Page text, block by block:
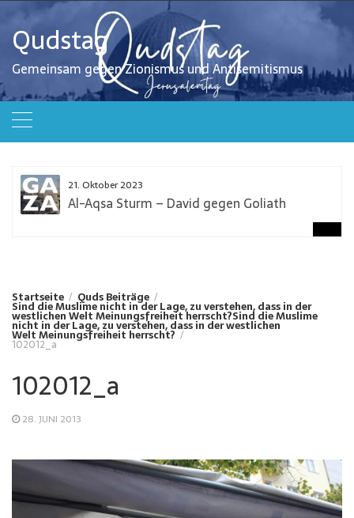
Zum
Inhalt
springen
Qudstag
Gemeinsam gegen Zionismus und Antisemitismus
21. Oktober 2023
Al-Aqsa Sturm – David gegen Goliath
Startseite Quds Beiträge
Sind die Muslime nicht in der Lage, zu verstehen, dass in der
westlichen Welt Meinungsfreiheit herrscht?Sind die Muslime
nicht in der Lage, zu verstehen, dass in der westlichen
Welt Meinungsfreiheit herrscht?
102012_a
102012_a
28. JUNI 2013